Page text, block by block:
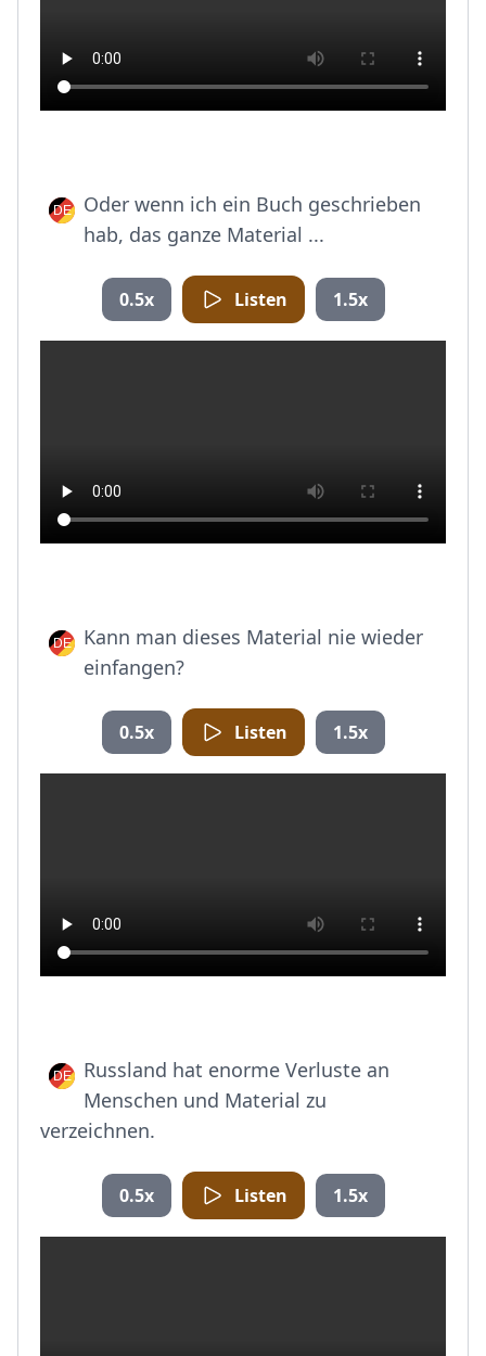
Oder wenn ich ein Buch geschrieben
hab, das ganze Material ...
0.5x Listen 1.5x
Kann man dieses Material nie wieder
einfangen?
0.5x Listen 1.5x
Russland hat enorme Verluste an
Menschen und Material zu
verzeichnen.
0.5x Listen 1.5x